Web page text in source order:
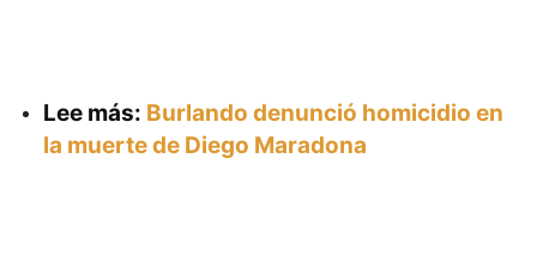
Lee más: Burlando denunció homicidio en
la muerte de Diego Maradona